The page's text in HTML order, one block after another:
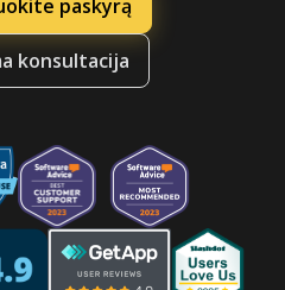
paskyrą
konsultacija